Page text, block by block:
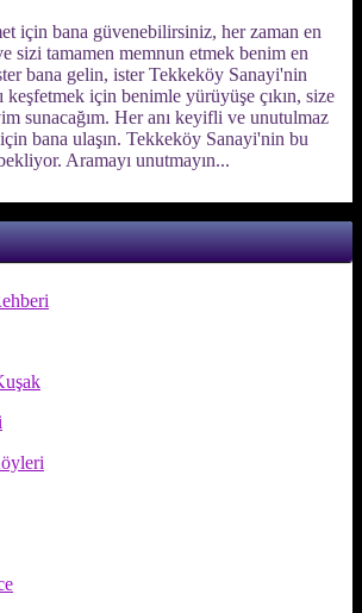
için bana güvenebilirsiniz, her zaman en
sizi tamamen memnun etmek benim en
bana gelin, ister Tekkeköy Sanayi'nin
keşfetmek için benimle yürüyüşe çıkın, size
sunacağım. Her anı keyifli ve unutulmaz
bana ulaşın. Tekkeköy Sanayi'nin bu
Aramayı unutmayın...